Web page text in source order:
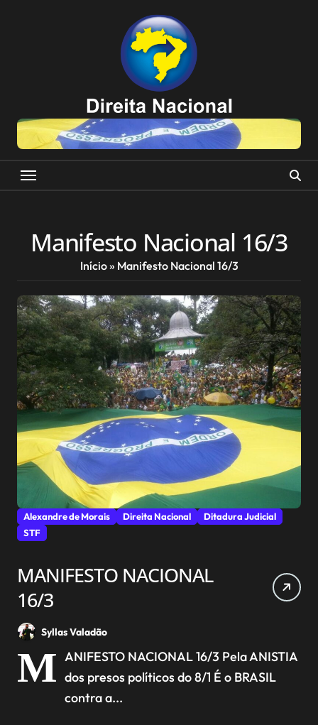
Manifesto Nacional 16/3
Início» Manifesto Nacional 16/3
Alexandre de Morais Direita Nacional
Ditadura Judicial
STF
MANIFESTO NACIONAL
16/3
Syllas Valadão
M ANIFESTO NACIONAL 16/3 Pela ANISTIA
dos presos políticos do 8/1 É o BRASIL
contra a...